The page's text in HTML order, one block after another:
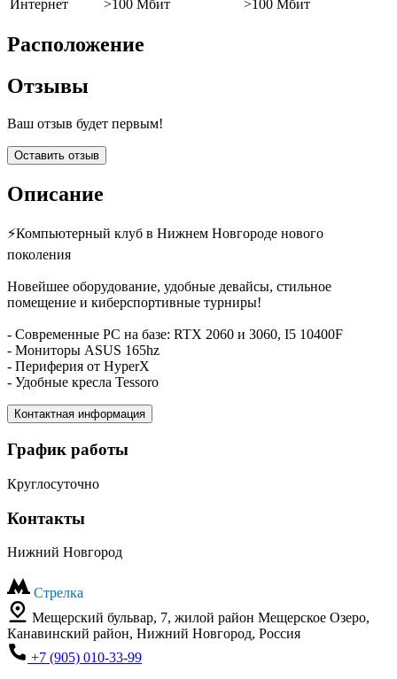
Интернет
>100 Мбит >100 Мбит
Расположение
Отзывы
Ваш отзыв будет первым!
Оставить отзыв
Описание
⚡Компьютерный клуб в Нижнем Новгороде нового
поколения
Новейшее оборудование, удобные девайсы, стильное
помещение и киберспортивные турниры!
- Современные PC на базе: RTX 2060 и 3060, I5 10400F
- Мониторы ASUS 165hz
- Периферия от HyperX
- Удобные кресла Tessoro
Контактная информация
График работы
Круглосуточно
Контакты
Нижний Новгород
Стрелка
Мещерский бульвар, 7, жилой район Мещерское Озеро,
Канавинский район, Нижний Новгород, Россия
+7 (905) 010-33-99